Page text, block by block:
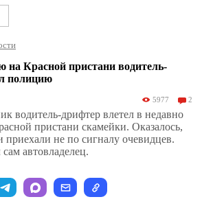
на Красной пристани водитель-
полицию
5977 2
водитель-дрифтер влетел в недавно
пристани скамейки. Оказалось,
приехали не по сигналу очевидцев.
автовладелец.